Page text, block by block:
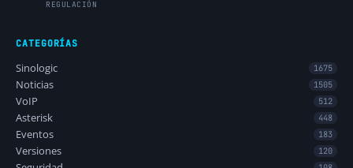
REGULACIÓN
CATEGORÍAS
Sinologic 1675
Noticias 1505
VoIP 512
Asterisk 448
Eventos 183
Versiones 120